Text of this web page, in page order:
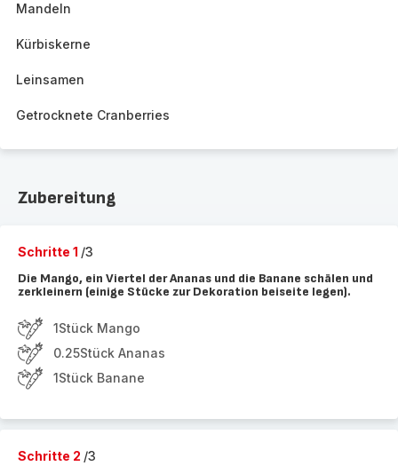
Mandeln
Kürbiskerne
Leinsamen
Getrocknete Cranberries
Zubereitung
Schritte 1 /3
Die Mango, ein Viertel der Ananas und die Banane schälen und
zerkleinern (einige Stücke zur Dekoration beiseite legen).
1Stück Mango
0.25Stück Ananas
1Stück Banane
Schritte 2 /3